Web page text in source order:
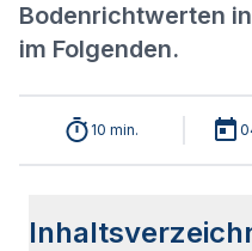
Bodenrichtwerten
im Folgenden.
10 min.